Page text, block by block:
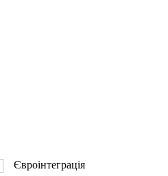
Євроінтеграція